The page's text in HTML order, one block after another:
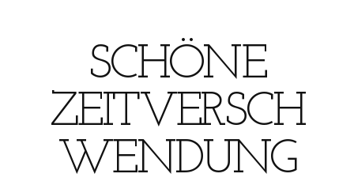
SCHÖNE
ZEITVERSCH
WENDUNG